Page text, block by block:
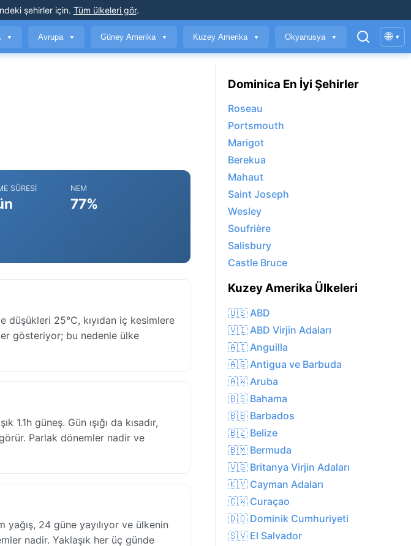
şehirler için. Tüm ülkeleri gör.
▼ Avrupa ▼ Güney Amerika ▼ Kuzey Amerika ▼ Okyanusya ▼ 🌐 ▾
SÜRESI NEM
77%
düşükleri 25°C, kıyıdan iç kesimlere
gösteriyor; bu nedenle ülke
güneş. Gün ışığı da kısadır,
Parlak dönemler nadir ve
24 güne yayılıyor ve ülkenin
nadir. Yaklaşık her üç günde
Dominica En İyi Şehirler
Roseau
Portsmouth
Marigot
Berekua
Mahaut
Saint Joseph
Wesley
Soufrière
Salisbury
Castle Bruce
Kuzey Amerika Ülkeleri
🇺🇸 ABD
🇻🇮 ABD Virjin Adaları
🇦🇮 Anguilla
🇦🇬 Antigua ve Barbuda
🇦🇼 Aruba
🇧🇸 Bahama
🇧🇧 Barbados
🇧🇿 Belize
🇧🇲 Bermuda
🇻🇬 Britanya Virjin Adaları
🇰🇾 Cayman Adaları
🇨🇼 Curaçao
🇩🇴 Dominik Cumhuriyeti
🇸🇻 El Salvador